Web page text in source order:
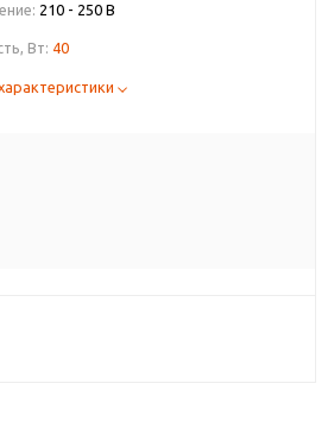
210 - 250 В
Вт: 40